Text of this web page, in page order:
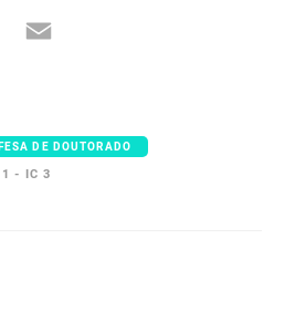
DE DOUTORADO
1 - IC 3